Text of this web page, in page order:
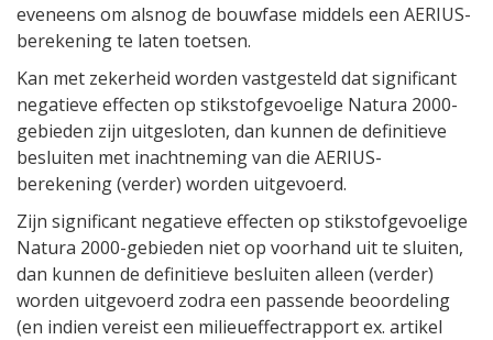
eveneens om alsnog de bouwfase middels een AERIUS-
berekening te laten toetsen.
Kan met zekerheid worden vastgesteld dat significant
negatieve effecten op stikstofgevoelige Natura 2000-
gebieden zijn uitgesloten, dan kunnen de definitieve
besluiten met inachtneming van die AERIUS-
berekening (verder) worden uitgevoerd.
Zijn significant negatieve effecten op stikstofgevoelige
Natura 2000-gebieden niet op voorhand uit te sluiten,
dan kunnen de definitieve besluiten alleen (verder)
worden uitgevoerd zodra een passende beoordeling
(en indien vereist een milieueffectrapport ex. artikel